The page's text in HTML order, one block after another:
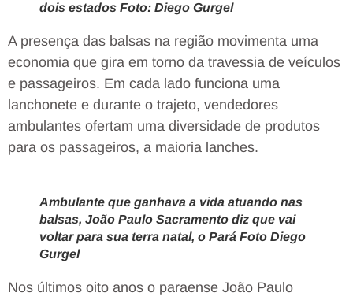
dois estados Foto: Diego Gurgel
A presença das balsas na região movimenta uma
economia que gira em torno da travessia de veículos
e passageiros. Em cada lado funciona uma
lanchonete e durante o trajeto, vendedores
ambulantes ofertam uma diversidade de produtos
para os passageiros, a maioria lanches.
Ambulante que ganhava a vida atuando nas
balsas, João Paulo Sacramento diz que vai
voltar para sua terra natal, o Pará Foto Diego
Gurgel
Nos últimos oito anos o paraense João Paulo